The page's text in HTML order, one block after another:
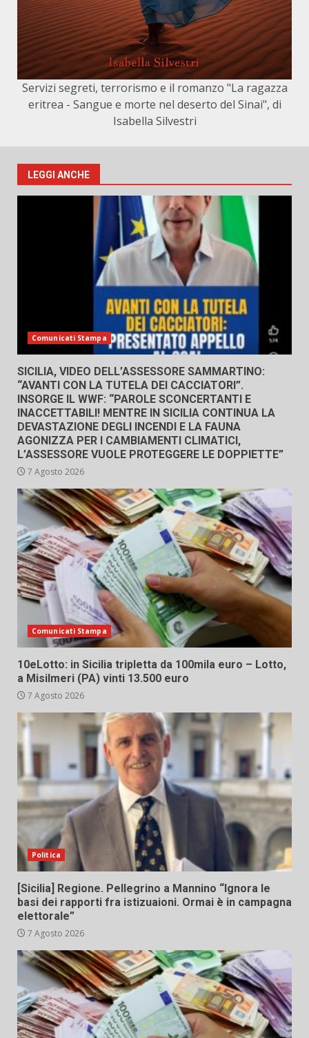
Servizi segreti, terrorismo e il romanzo "La ragazza
eritrea - Sangue e morte nel deserto del Sinai", di
Isabella Silvestri
LEGGI ANCHE
Comunicati Stampa
SICILIA, VIDEO DELL’ASSESSORE SAMMARTINO:
“AVANTI CON LA TUTELA DEI CACCIATORI”.
INSORGE IL WWF: “PAROLE SCONCERTANTI E
INACCETTABILI! MENTRE IN SICILIA CONTINUA LA
DEVASTAZIONE DEGLI INCENDI E LA FAUNA
AGONIZZA PER I CAMBIAMENTI CLIMATICI,
L’ASSESSORE VUOLE PROTEGGERE LE DOPPIETTE”
7 Agosto 2026
Comunicati Stampa
10eLotto: in Sicilia tripletta da 100mila euro – Lotto,
a Misilmeri (PA) vinti 13.500 euro
7 Agosto 2026
Politica
[Sicilia] Regione. Pellegrino a Mannino “Ignora le
basi dei rapporti fra istizuaioni. Ormai è in campagna
elettorale”
7 Agosto 2026